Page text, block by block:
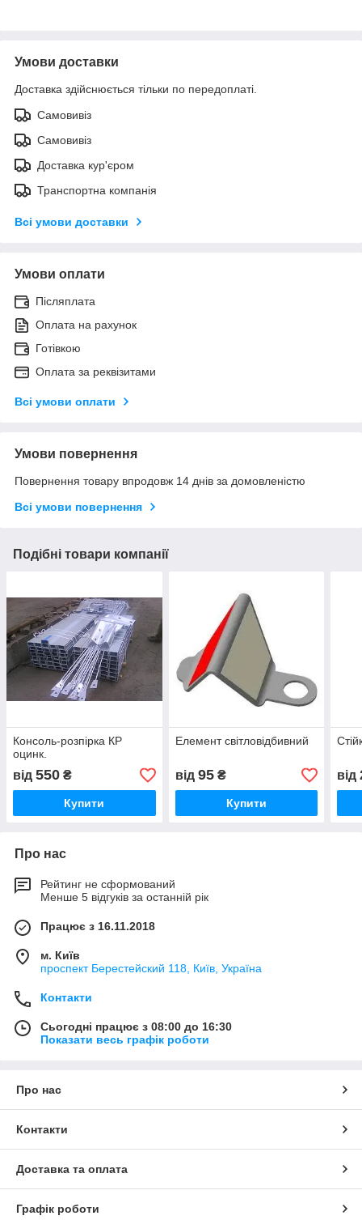
Умови доставки
Доставка здійснюється тільки по передоплаті.
Самовивіз
Самовивіз
Доставка кур'єром
Транспортна компанія
Всі умови доставки
Умови оплати
Післяплата
Оплата на рахунок
Готівкою
Оплата за реквізитами
Всі умови оплати
Умови повернення
Повернення товару впродовж 14 днів за домовленістю
Всі умови повернення
Подібні товари компанії
Консоль-розпірка КР
оцинк.
від 550 ₴
Купити
Елемент світловідбивний
від 95₴
Купити
від
Про нас
Рейтинг не сформований
Менше 5 відгуків за останній рік
Працює з 16.11.2018
м. Київ
проспект Берестейский 118, Київ, Україна
Контакти
Сьогодні працює з 08:00 до 16:30
Показати весь графік роботи
Про нас
Контакти
Доставка та оплата
Графік роботи